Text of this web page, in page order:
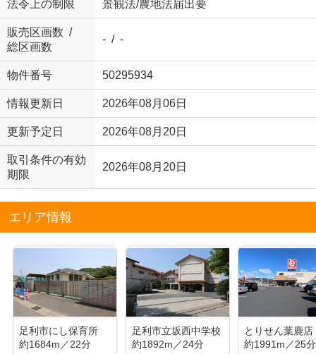
法令上の制限 景観法/農地法届出要
販売区画数 /
総区画数
- / -
物件番号 50295934
情報更新日 2026年08月06日
更新予定日 2026年08月20日
取引条件の有効
期限
2026年08月20日
エリア情報
足利市にし保育所
約1684m／22分
足利市立坂西中学校
約1892m／24分
とりせん葉鹿店
約1991m／25分